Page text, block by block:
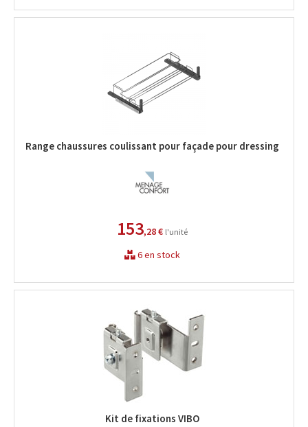
Range chaussures coulissant pour façade pour dressing
153,28 € l'unité
6 en stock
Kit de fixations VIBO